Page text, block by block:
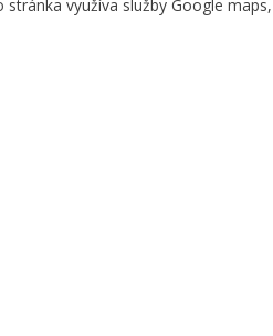
využíva služby Google